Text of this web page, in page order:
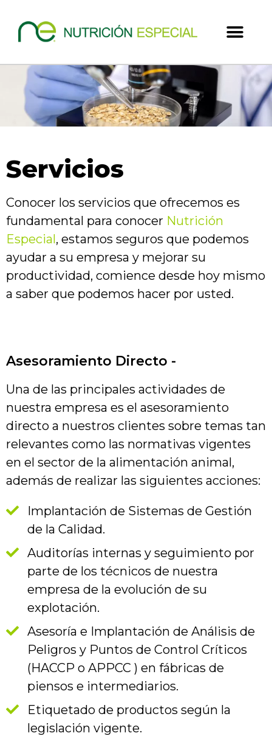
Servicios
Conocer los servicios que ofrecemos es
fundamental para conocer Nutrición
Especial, estamos seguros que podemos
ayudar a su empresa y mejorar su
productividad, comience desde hoy mismo
a saber que podemos hacer por usted.
Asesoramiento Directo -
Una de las principales actividades de
nuestra empresa es el asesoramiento
directo a nuestros clientes sobre temas tan
relevantes como las normativas vigentes
en el sector de la alimentación animal,
además de realizar las siguientes acciones:
Implantación de Sistemas de Gestión
de la Calidad.
Auditorías internas y seguimiento por
parte de los técnicos de nuestra
empresa de la evolución de su
explotación.
Asesoría e Implantación de Análisis de
Peligros y Puntos de Control Críticos
(HACCP o APPCC ) en fábricas de
piensos e intermediarios.
Etiquetado de productos según la
legislación vigente.